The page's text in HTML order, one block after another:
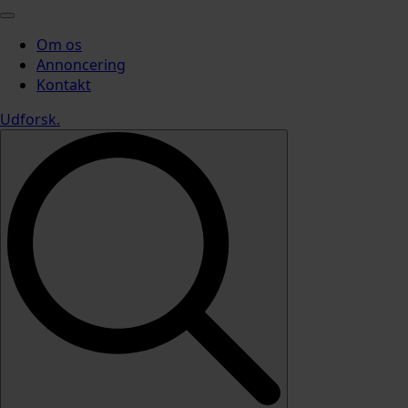
Om os
Annoncering
Kontakt
Udforsk.